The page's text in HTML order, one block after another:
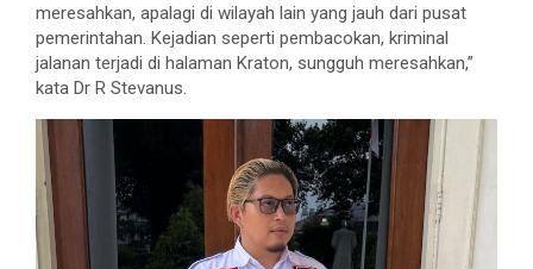
meresahkan, apalagi di wilayah lain yang jauh dari pusat
pemerintahan. Kejadian seperti pembacokan, kriminal
jalanan terjadi di halaman Kraton, sungguh meresahkan,”
kata Dr R Stevanus.